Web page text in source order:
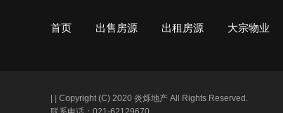
首页 出售房源 出租房源 大宗物业
Copyright (C) 2020 炎烁地产 All Rights Reserved.